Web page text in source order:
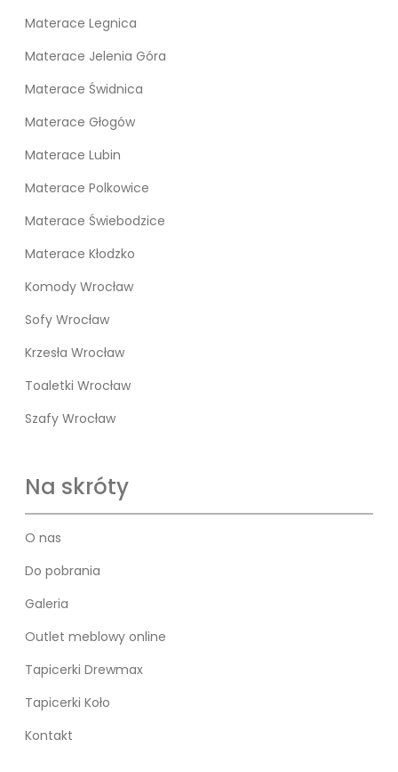
Materace Legnica
Materace Jelenia Góra
Materace Świdnica
Materace Głogów
Materace Lubin
Materace Polkowice
Materace Świebodzice
Materace Kłodzko
Komody Wrocław
Sofy Wrocław
Krzesła Wrocław
Toaletki Wrocław
Szafy Wrocław
Na skróty
O nas
Do pobrania
Galeria
Outlet meblowy online
Tapicerki Drewmax
Tapicerki Koło
Kontakt